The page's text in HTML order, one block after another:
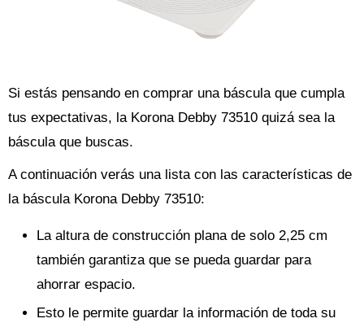
Si estás pensando en comprar una báscula que cumpla
tus expectativas, la Korona Debby 73510 quizá sea la
báscula que buscas.
A continuación verás una lista con las características de
la báscula Korona Debby 73510:
La altura de construcción plana de solo 2,25 cm
también garantiza que se pueda guardar para
ahorrar espacio.
Esto le permite guardar la información de toda su